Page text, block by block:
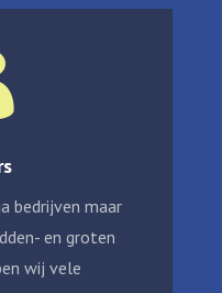
bedrijven maar
en groten
wij vele